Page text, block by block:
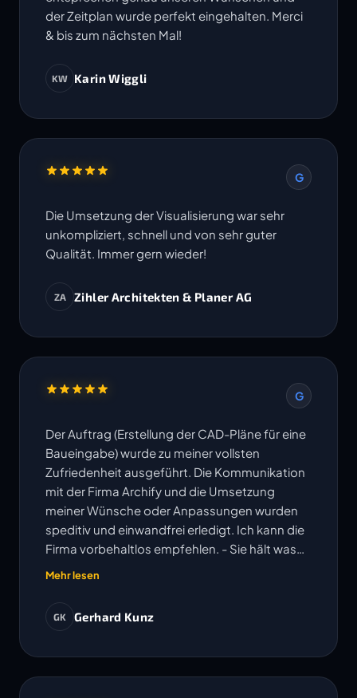
der Zeitplan wurde perfekt eingehalten. Merci
& bis zum nächsten Mal!
KW Karin Wiggli
G
Die Umsetzung der Visualisierung war sehr
unkompliziert, schnell und von sehr guter
Qualität. Immer gern wieder!
ZA Zihler Architekten & Planer AG
G
Der Auftrag (Erstellung der CAD-Pläne für eine
Baueingabe) wurde zu meiner vollsten
Zufriedenheit ausgeführt. Die Kommunikation
mit der Firma Archify und die Umsetzung
meiner Wünsche oder Anpassungen wurden
speditiv und einwandfrei erledigt. Ich kann die
Firma vorbehaltlos empfehlen. - Sie hält was
ihre Website verspricht!
Mehr lesen
GK Gerhard Kunz